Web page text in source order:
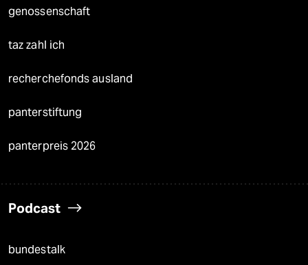
genossenschaft
taz zahl ich
recherchefonds ausland
panterstiftung
panterpreis 2026
Podcast
bundestalk